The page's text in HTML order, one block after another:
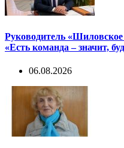
Руководитель
«Есть команда – значит,
06.08.2026